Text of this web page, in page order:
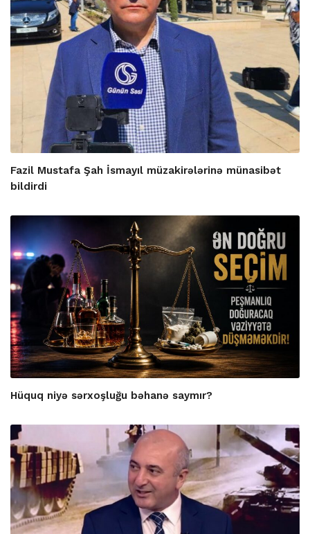
Fazil Mustafa Şah İsmayıl müzakirələrinə münasibət
bildirdi
Hüquq niyə sərxoşluğu bəhanə saymır?